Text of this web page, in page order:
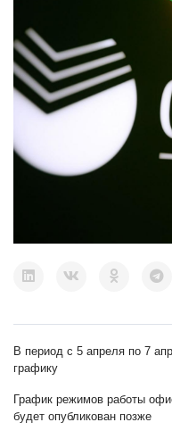
В период с 5 апреля по 7
графику
График режимов работы
будет опубликован позже